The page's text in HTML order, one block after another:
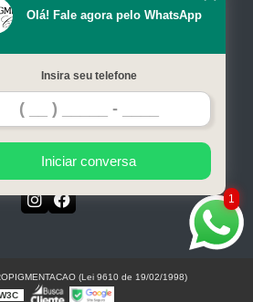
Contato
Mapa do site
1
Olá! Fale agora pelo WhatsApp
Insira seu telefone
Iniciar conversa
(Lei 9610 de 19/02/1998)